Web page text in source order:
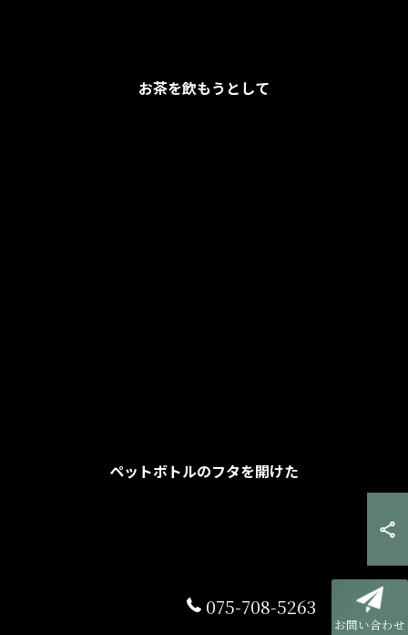
お茶を飲もうとして
ペットボトルのフタを開けた
075-708-5263
お問い合わせ